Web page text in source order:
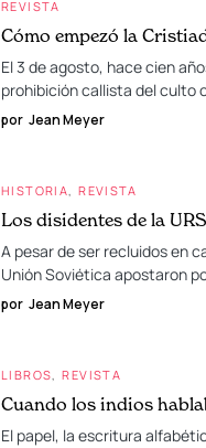
REVISTA
Cómo empezó la
El 3 de agosto, hace cien
prohibición callista del culto
por Jean Meyer
HISTORIA REVISTA
Los disidentes de la
A pesar de ser recluidos en
Unión Soviética apostaron
por Jean Meyer
LIBROS REVISTA
Cuando los indios
El papel, la escritura